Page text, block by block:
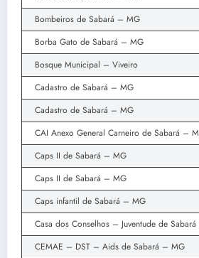
Bombeiros de Sabará – MG
Borba Gato de Sabará – MG
Bosque Municipal – Viveiro
Cadastro de Sabará – MG
Cadastro de Sabará – MG
CAI Anexo General Carneiro de Sabará –
Caps II de Sabará – MG
Caps II de Sabará – MG
Caps infantil de Sabará – MG
Casa dos Conselhos – Juventude de
CEMAE – DST – Aids de Sabará – MG